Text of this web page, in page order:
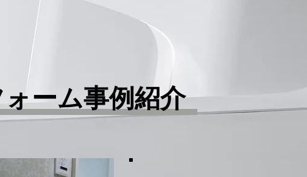
ォーム事例紹介